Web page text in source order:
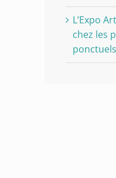
L’Expo
chez les
ponctuels